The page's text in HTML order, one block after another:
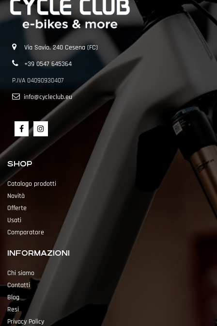
Via Savio, 240 Cesena (FC)
+39 0547 645364
P.IVA 04090930407
info@cycleclub.eu
SHOP
Catalogo prodotti
Novità
Offerte
Usati
Comparatore
INFORMAZIONI
Chi siamo
Contatti
Blog
Resi
Privacy Policy